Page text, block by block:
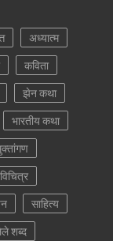
अध्यात्म
कविता
झेन कथा
भारतीय कथा
विचित्र
साहित्य
शब्द